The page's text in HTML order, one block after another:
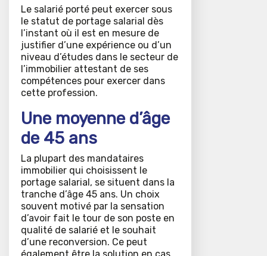
Le salarié porté peut exercer sous
le statut de portage salarial dès
l’instant où il est en mesure de
justifier d’une expérience ou d’un
niveau d’études dans le secteur de
l’immobilier attestant de ses
compétences pour exercer dans
cette profession.
Une moyenne d’âge
de 45 ans
La plupart des mandataires
immobilier qui choisissent le
portage salarial, se situent dans la
tranche d’âge 45 ans. Un choix
souvent motivé par la sensation
d’avoir fait le tour de son poste en
qualité de salarié et le souhait
d’une reconversion. Ce peut